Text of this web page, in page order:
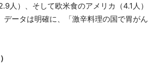
人）、そして欧米食のアメリカ（4.1人）
ータは明確に、「激辛料理の国で胃がん